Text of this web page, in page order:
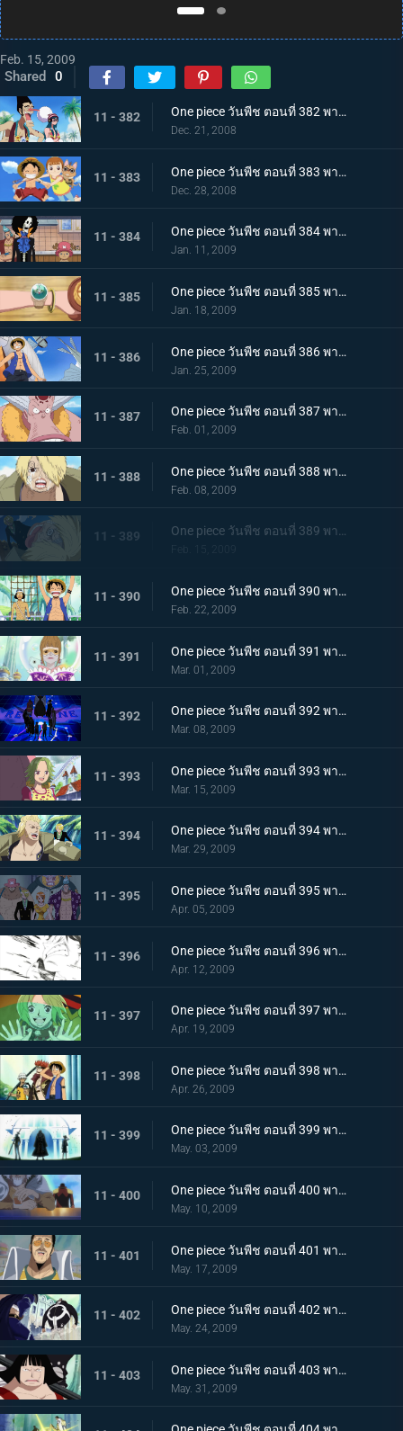
Feb. 15, 2009
Shared 0
11 - 382 One piece วันพีช ตอนที่ 382 พากย์ไทย ภัยเอื่อยเฉื่อย การกลับมาของจิ้งจอกเงิน ฟ็อกซี่
Dec. 21, 2008
11 - 383 One piece วันพีช ตอนที่ 383 พากย์ไทย ศึกชิงสมบัติครั้งใหญ่ ถล่มแหลก!สปาไอส์แลนด์
Dec. 28, 2008
11 - 384 One piece วันพีช ตอนที่ 384 พากย์ไทย บรู๊คฮึดสู้ ขวากหนามสู่การเป็นเพื่อนที่แท้จริง
Jan. 11, 2009
11 - 385 One piece วันพีช ตอนที่ 385 พากย์ไทย ครึ่งทางของแกรนด์ไลน์! ถึงเรดไลน์แล้ว
Jan. 18, 2009
11 - 386 One piece วันพีช ตอนที่ 386 พากย์ไทย ความเกลียดชังต่อกลุ่มหมวกฟาง เจ้าหน้ากากเหล็กดูวัลปรากฏตัว
Jan. 25, 2009
11 - 387 One piece วันพีช ตอนที่ 387 พากย์ไทย ชะตาเดินมาพบกันอีกครั้ง ช่วยมนุษย์เงือกที่ถูกจับ
Feb. 01, 2009
11 - 388 One piece วันพีช ตอนที่ 388 พากย์ไทย โศกนาฏกรรม! ความจริงภายใต้หน้ากากของดูวัล
Feb. 08, 2009
11 - 389 One piece วันพีช ตอนที่ 389 พากย์ไทย ระเบิด! อาวุธลับของเรือซันนี่ ปืนใหญ่กาออน!
Feb. 15, 2009
11 - 390 One piece วันพีช ตอนที่ 390 พากย์ไทย มุ่งหน้าสู่เกาะมนุษย์เงือก ขึ้นฝั่งหมู่เกาะชาบอนดี้
Feb. 22, 2009
11 - 391 One piece วันพีช ตอนที่ 391 พากย์ไทย การกดขี่! เผ่ามังกรฟ้า! ผู้ปกครองแห่งชาบอนดี้
Mar. 01, 2009
11 - 392 One piece วันพีช ตอนที่ 392 พากย์ไทย คู่แข่งใหม่มารวมตัวกัน "ดาวดวงใหม่ทั้ง 11"
Mar. 08, 2009
11 - 393 One piece วันพีช ตอนที่ 393 พากย์ไทย เป้าหมายคือเคย์มี่ เงื้อมมือของพวกลักพาตัว
Mar. 15, 2009
11 - 394 One piece วันพีช ตอนที่ 394 พากย์ไทย ช่วยเหลือเคย์มี่ ประวัติศาสตร์อันดำมืดที่คงเหลืออยู่
Mar. 29, 2009
11 - 395 One piece วันพีช ตอนที่ 395 พากย์ไทย เวลาอันจำกัด การประมูลมนุษย์เปิดม่านขึ้นแล้ว
Apr. 05, 2009
11 - 396 One piece วันพีช ตอนที่ 396 พากย์ไทย ระเบิดหมัดใส่ ถล่มงานประมูลให้กระจุย
Apr. 12, 2009
11 - 397 One piece วันพีช ตอนที่ 397 พากย์ไทย วุ่นวายยกใหญ่ การต่อสู้ที่โรงประมูล
Apr. 19, 2009
11 - 398 One piece วันพีช ตอนที่ 398 พากย์ไทย พลเรือเอกคิซารุเคลื่อนไหว ความวุ่นวายบนหมู่เกาะชาบอนดี้
Apr. 26, 2009
11 - 399 One piece วันพีช ตอนที่ 399 พากย์ไทย ทะลายวงล้อมข้าศึก! กองทัพเรือปะทะสามกัปตัน
May. 03, 2009
11 - 400 One piece วันพีช ตอนที่ 400 พากย์ไทย โรเจอร์ กับ เรย์ลี่ ราชาโจรสลัดและผู้เป็นมือขวา!
May. 10, 2009
11 - 401 One piece วันพีช ตอนที่ 401 พากย์ไทย หลีกเลี่ยงไม่ได้! ลูกเตะความเร็วแสง ของพลเรือเอกคิซารุ!
May. 17, 2009
11 - 402 One piece วันพีช ตอนที่ 402 พากย์ไทย เกินกว่าจะต่อต้าน! แปซิฟิต้า! อาวุธลับของกองทัพเรือ!
May. 24, 2009
11 - 403 One piece วันพีช ตอนที่ 403 พากย์ไทย ศัตรูที่แข็งแกร่งกว่าปรากฏ! เซ็นโทมารุผู้ถือขวานยักษ์!!
May. 31, 2009